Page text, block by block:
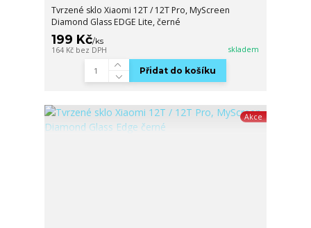
Tvrzené sklo Xiaomi 12T / 12T Pro, MyScreen
Diamond Glass EDGE Lite, černé
199 Kč/ks
164 Kč bez DPH skladem
Přidat do košíku
Akce